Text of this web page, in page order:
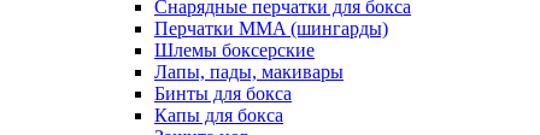
Снарядные перчатки для бокса
Перчатки MMA (шингарды)
Шлемы боксерские
Лапы, пады, макивары
Бинты для бокса
Капы для бокса